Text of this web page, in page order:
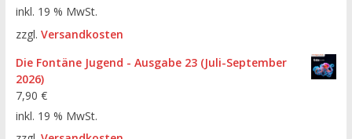
inkl. 19 % MwSt.
zzgl. Versandkosten
Die Fontäne Jugend - Ausgabe 23 (Juli-September
2026)
7,90 €
inkl. 19 % MwSt.